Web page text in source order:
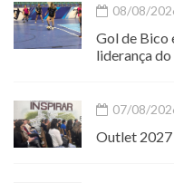
08/08/
Gol de Bico
liderança
07/08/
Outlet 2027